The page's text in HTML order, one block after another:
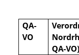
QA-
VO
QA-VO)